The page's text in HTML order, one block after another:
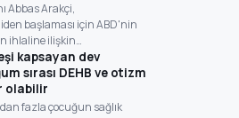
Abbas Arakçi,
başlaması için ABD'nin
ihlaline ilişkin…
kapsayan dev
sırası DEHB ve otizm
olabilir
fazla çocuğun sağlık